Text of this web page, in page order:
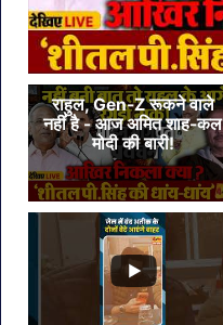
राहुल, Gen-Z रूकने वाले
नहीं है - आज अमित शाह-कल
मोदी की बारी!